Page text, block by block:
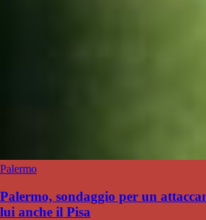
Palermo
Palermo, sondaggio per un
lui anche il Pisa